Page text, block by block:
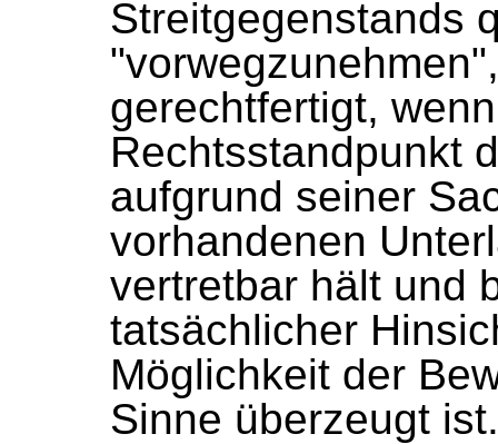
Streitgegenstands
gerechtfertigt,
Rechtsstandpunkt
aufgrund seiner
vorhandenen
vertretbar hält und
tatsächlicher
Möglichkeit der
Sinne überzeugt ist.